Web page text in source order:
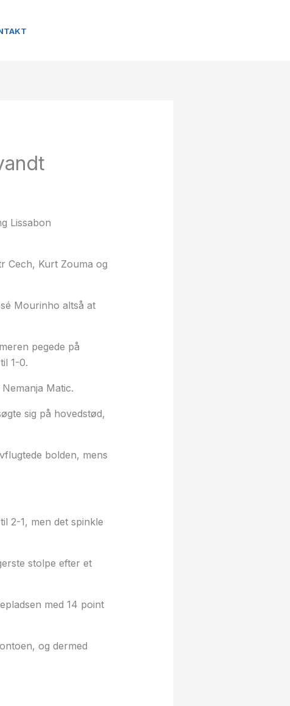
Cech, Kurt Zouma og
Mourinho altså at
pegede på
1-0.
Matic.
sig på hovedstød,
bolden, mens
2-1, men det spinkle
stolpe efter et
med 14 point
og dermed